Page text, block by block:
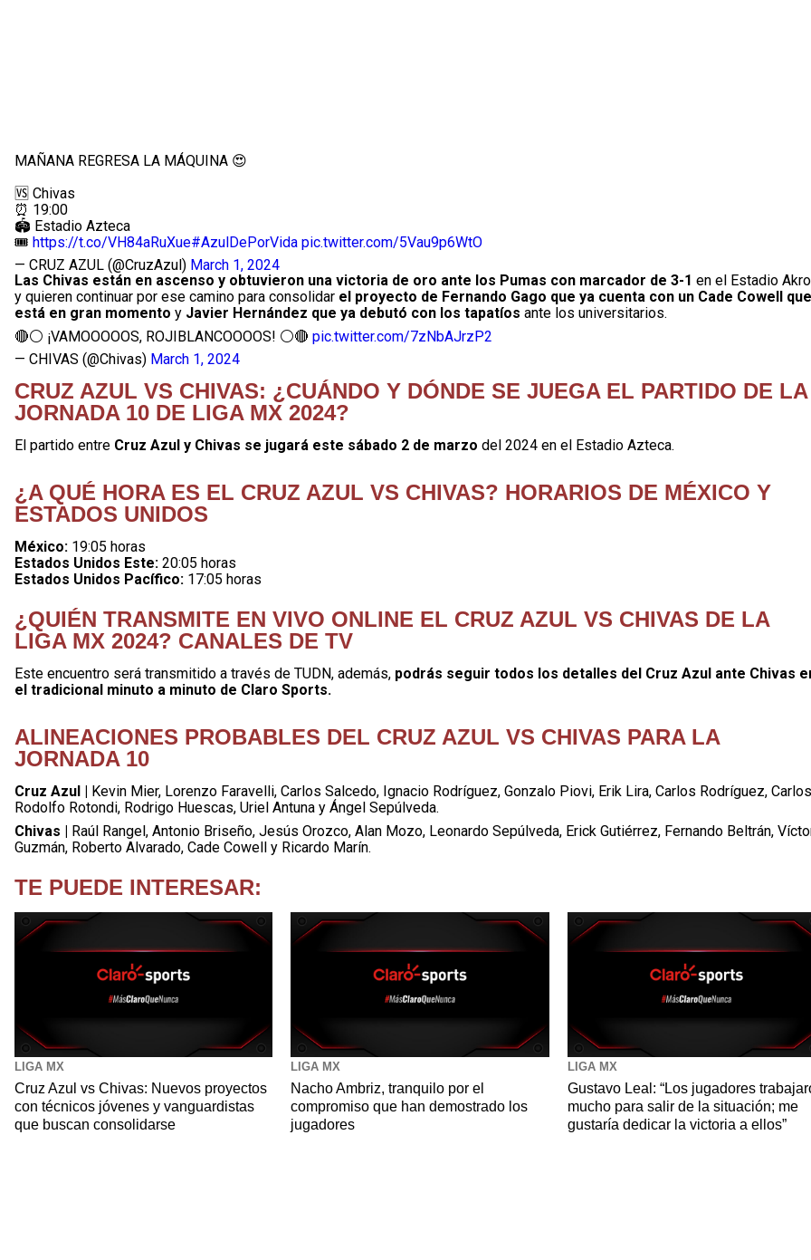
MAÑANA REGRESA LA MÁQUINA 😍
🆚 Chivas
⏰ 19:00
🏟️ Estadio Azteca
🎟️ https://t.co/VH84aRuXue#AzulDePorVida pic.twitter.com/5Vau9p6WtO
— CRUZ AZUL (@CruzAzul) March 1, 2024
Las Chivas están en ascenso y obtuvieron una victoria de oro ante los Pumas con marcador de 3-1 en el Estadio
y quieren continuar por ese camino para consolidar el proyecto de Fernando Gago que ya cuenta con un Cade Cowell que
está en gran momento y Javier Hernández que ya debutó con los tapatíos ante los universitarios.
🔴⚪️ ¡VAMOOOOOS, ROJIBLANCOOOOS! ⚪️🔴 pic.twitter.com/7zNbAJrzP2
— CHIVAS (@Chivas) March 1, 2024
CRUZ AZUL VS CHIVAS: ¿CUÁNDO Y DÓNDE SE JUEGA EL PARTIDO DE LA
JORNADA 10 DE LIGA MX 2024?
El partido entre Cruz Azul y Chivas se jugará este sábado 2 de marzo del 2024 en el Estadio Azteca.
¿A QUÉ HORA ES EL CRUZ AZUL VS CHIVAS? HORARIOS DE MÉXICO Y
ESTADOS UNIDOS
México: 19:05 horas
Estados Unidos Este: 20:05 horas
Estados Unidos Pacífico: 17:05 horas
¿QUIÉN TRANSMITE EN VIVO ONLINE EL CRUZ AZUL VS CHIVAS DE LA
LIGA MX 2024? CANALES DE TV
Este encuentro será transmitido a través de TUDN, además, podrás seguir todos los detalles del Cruz Azul ante Chivas
el tradicional minuto a minuto de Claro Sports.
ALINEACIONES PROBABLES DEL CRUZ AZUL VS CHIVAS PARA LA
JORNADA 10
Cruz Azul | Kevin Mier, Lorenzo Faravelli, Carlos Salcedo, Ignacio Rodríguez, Gonzalo Piovi, Erik Lira, Carlos Rodríguez, Carlos
Rodolfo Rotondi, Rodrigo Huescas, Uriel Antuna y Ángel Sepúlveda.
Chivas | Raúl Rangel, Antonio Briseño, Jesús Orozco, Alan Mozo, Leonardo Sepúlveda, Erick Gutiérrez, Fernando Beltrán,
Guzmán, Roberto Alvarado, Cade Cowell y Ricardo Marín.
TE PUEDE INTERESAR:
LIGA MX
Cruz Azul vs Chivas: Nuevos proyectos
con técnicos jóvenes y vanguardistas
que buscan consolidarse
LIGA MX
Nacho Ambriz, tranquilo por el
compromiso que han demostrado los
jugadores
LIGA MX
Gustavo Leal: “Los jugadores
mucho para salir de la situación; me
gustaría dedicar la victoria a ellos”